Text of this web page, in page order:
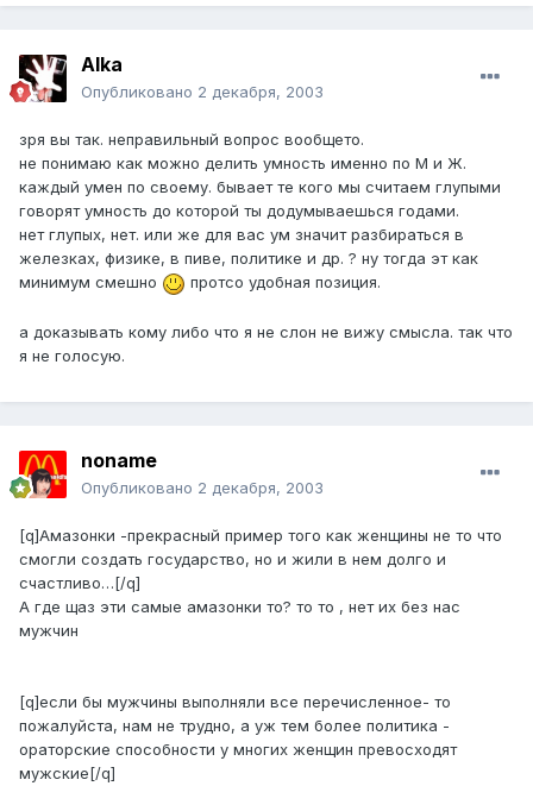
Alka
Опубликовано 2 декабря, 2003
зря вы так. неправильный вопрос вообщето.
не понимаю как можно делить умность именно по М и Ж.
каждый умен по своему. бывает те кого мы считаем глупыми
говорят умность до которой ты додумываешься годами.
нет глупых, нет. или же для вас ум значит разбираться в
железках, физике, в пиве, политике и др. ? ну тогда эт как
минимум смешно
протсо удобная позиция.
а доказывать кому либо что я не слон не вижу смысла. так что
я не голосую.
noname
Опубликовано 2 декабря, 2003
[q]Амазонки -прекрасный пример того как женщины не то что
смогли создать государство, но и жили в нем долго и
счастливо…[/q]
А где щаз эти самые амазонки то? то то , нет их без нас
мужчин
[q]если бы мужчины выполняли все перечисленное- то
пожалуйста, нам не трудно, а уж тем более политика -
ораторские способности у многих женщин превосходят
мужские[/q]